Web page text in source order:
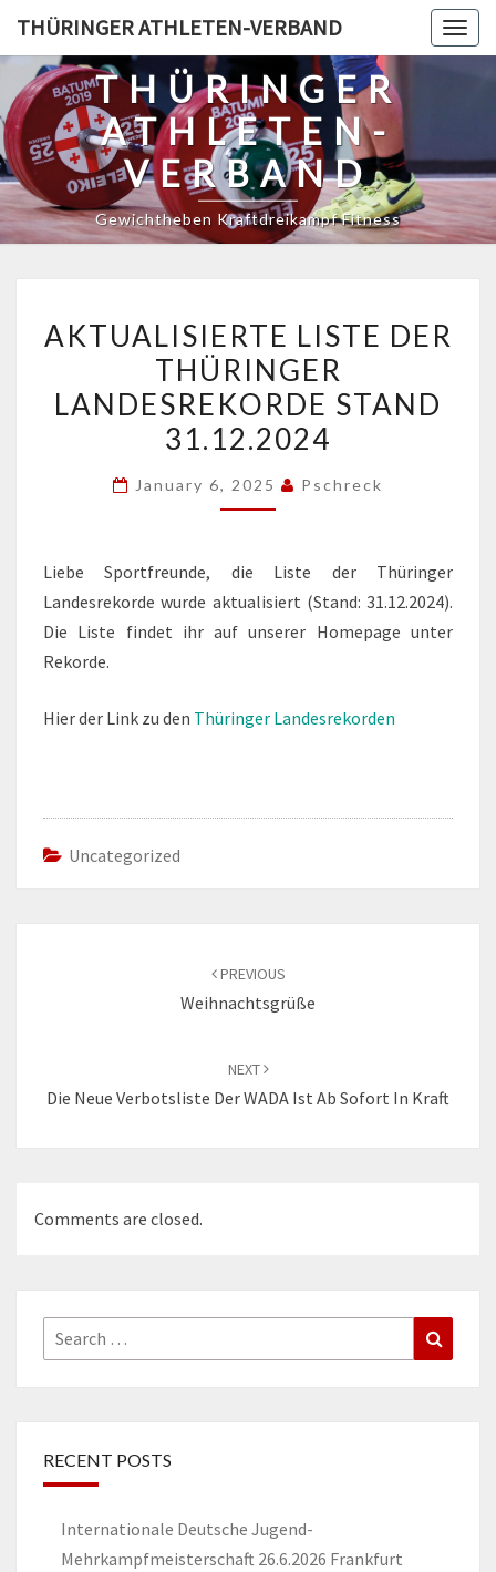
content
THÜRINGER ATHLETEN-VERBAND
THÜRINGER
ATHLETEN-
VERBAND
Gewichtheben Kraftdreikampf Fitness
LISTE
DER
THÜRINGER
LANDESREKORDE
31.12.2024
AKTUALISIERTE LISTE DER
THÜRINGER
LANDESREKORDE STAND
31.12.2024
January 6, 2025 Pschreck
Liebe Sportfreunde, die Liste der Thüringer
Landesrekorde wurde aktualisiert (Stand: 31.12.2024).
Die Liste findet ihr auf unserer Homepage unter
Rekorde.
Hier der Link zu den Thüringer Landesrekorden
Uncategorized
PREVIOUS
Weihnachtsgrüße
NEXT
Die Neue Verbotsliste Der WADA Ist Ab Sofort In Kraft
Comments are closed.
Search
for:
RECENT POSTS
Internationale Deutsche Jugend-
Mehrkampfmeisterschaft 26.6.2026 Frankfurt